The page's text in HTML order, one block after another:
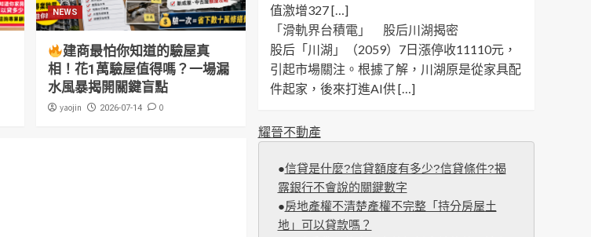
NEWS
建商最怕你知道的驗屋真
相！花1萬驗屋值得嗎？一場漏
水風暴揭開關鍵盲點
yaojin 2026-07-14 0
值激增327 […]
「滑軌界台積電」 股后川湖揭密
股后「川湖」（2059）7日漲停收11110元，
引起市場關注。根據了解，川湖原是從家具配
件起家，後來打進AI供 […]
耀晉不動產
●信貸是什麼?信貸額度有多少?信貸條件?揭
露銀行不會說的關鍵數字
●房地產權不清楚產權不完整「持分房屋土
地」可以貸款嗎？